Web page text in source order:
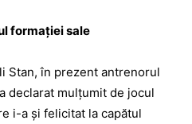
formației sale
Stan, în prezent antrenorul
declarat mulțumit de jocul
i-a și feli­citat la capătul